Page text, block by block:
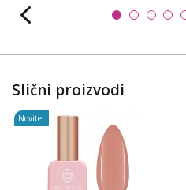
Slični proizvodi
Novitet